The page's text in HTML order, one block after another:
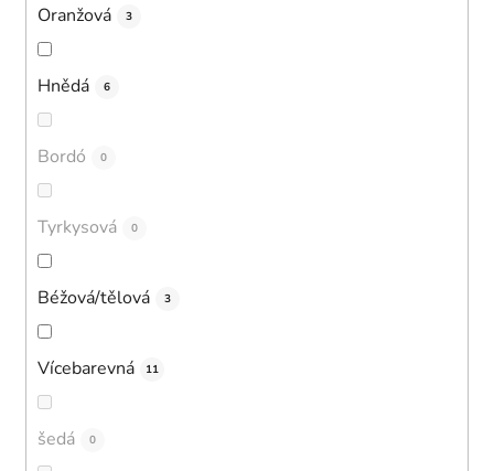
Oranžová 3
Hnědá 6
Bordó 0
Tyrkysová 0
Béžová/tělová 3
Vícebarevná 11
šedá 0